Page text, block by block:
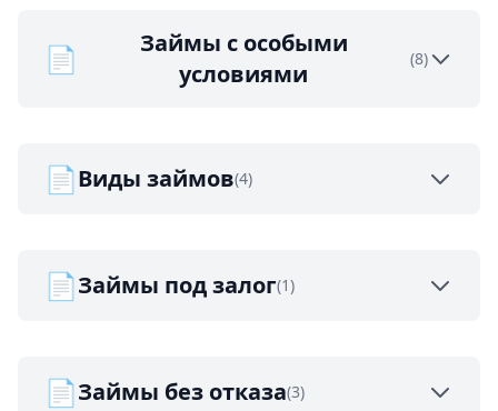
📄
Займы с особыми
условиями
(8)
📄Виды займов(4)
📄Займы под залог(1)
📄Займы без отказа(3)